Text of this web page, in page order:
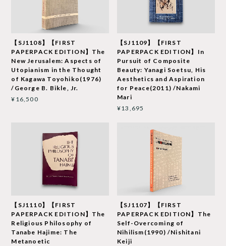
【SJ1108】【FIRST
PAPERPACK EDITION】The
New Jerusalem: Aspects of
Utopianism in the Thought
of Kagawa Toyohiko(1976)
/George B. Bikle, Jr.
¥16,500
【SJ1109】【FIRST
PAPERPACK EDITION】In
Pursuit of Composite
Beauty: Yanagi Soetsu, His
Aesthetics and Aspiration
for Peace(2011) /Nakami
Mari
¥13,695
【SJ1110】【FIRST
PAPERPACK EDITION】The
Religious Philosophy of
Tanabe Hajime: The
Metanoetic
【SJ1107】【FIRST
PAPERPACK EDITION】The
Self-Overcoming of
Nihilism(1990) /Nishitani
Keiji